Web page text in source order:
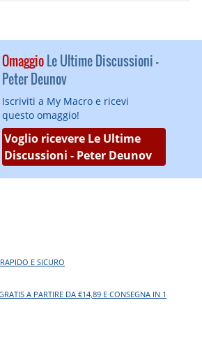
OmaggioLe Ultime Discussioni -
Peter Deunov
Iscriviti a My Macro e ricevi
questo omaggio!
Voglio ricevere Le Ultime
Discussioni - Peter Deunov
RAPIDO E SICURO
A PARTIRE DA €14,89 E CONSEGNA IN 1